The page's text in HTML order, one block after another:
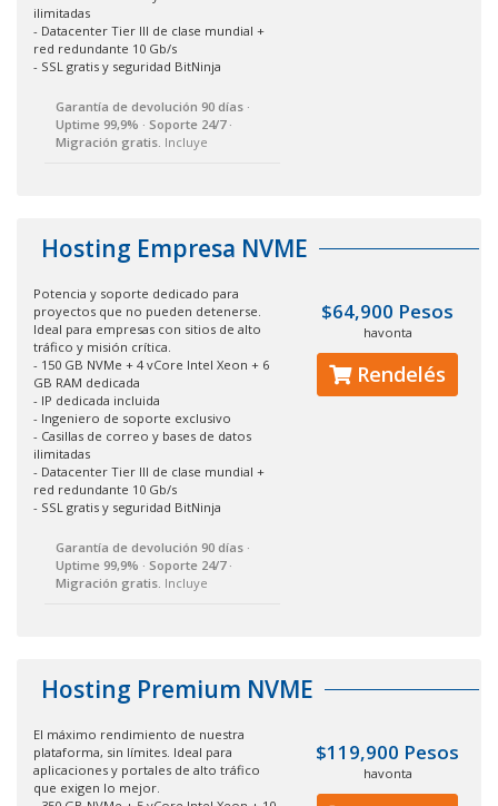
ilimitadas
- Datacenter Tier III de clase mundial +
red redundante 10 Gb/s
- SSL gratis y seguridad BitNinja
Garantía de devolución 90 días ·
Uptime 99,9% · Soporte 24/7 ·
Migración gratis. Incluye
Hosting Empresa NVME
Potencia y soporte dedicado para
proyectos que no pueden detenerse.
Ideal para empresas con sitios de alto
tráfico y misión crítica.
- 150 GB NVMe + 4 vCore Intel Xeon + 6
GB RAM dedicada
- IP dedicada incluida
- Ingeniero de soporte exclusivo
- Casillas de correo y bases de datos
ilimitadas
- Datacenter Tier III de clase mundial +
red redundante 10 Gb/s
- SSL gratis y seguridad BitNinja
Garantía de devolución 90 días ·
Uptime 99,9% · Soporte 24/7 ·
Migración gratis. Incluye
$64,900 Pesos
havonta
Rendelés
Hosting Premium NVME
El máximo rendimiento de nuestra
plataforma, sin límites. Ideal para
aplicaciones y portales de alto tráfico
que exigen lo mejor.
$119,900 Pesos
havonta